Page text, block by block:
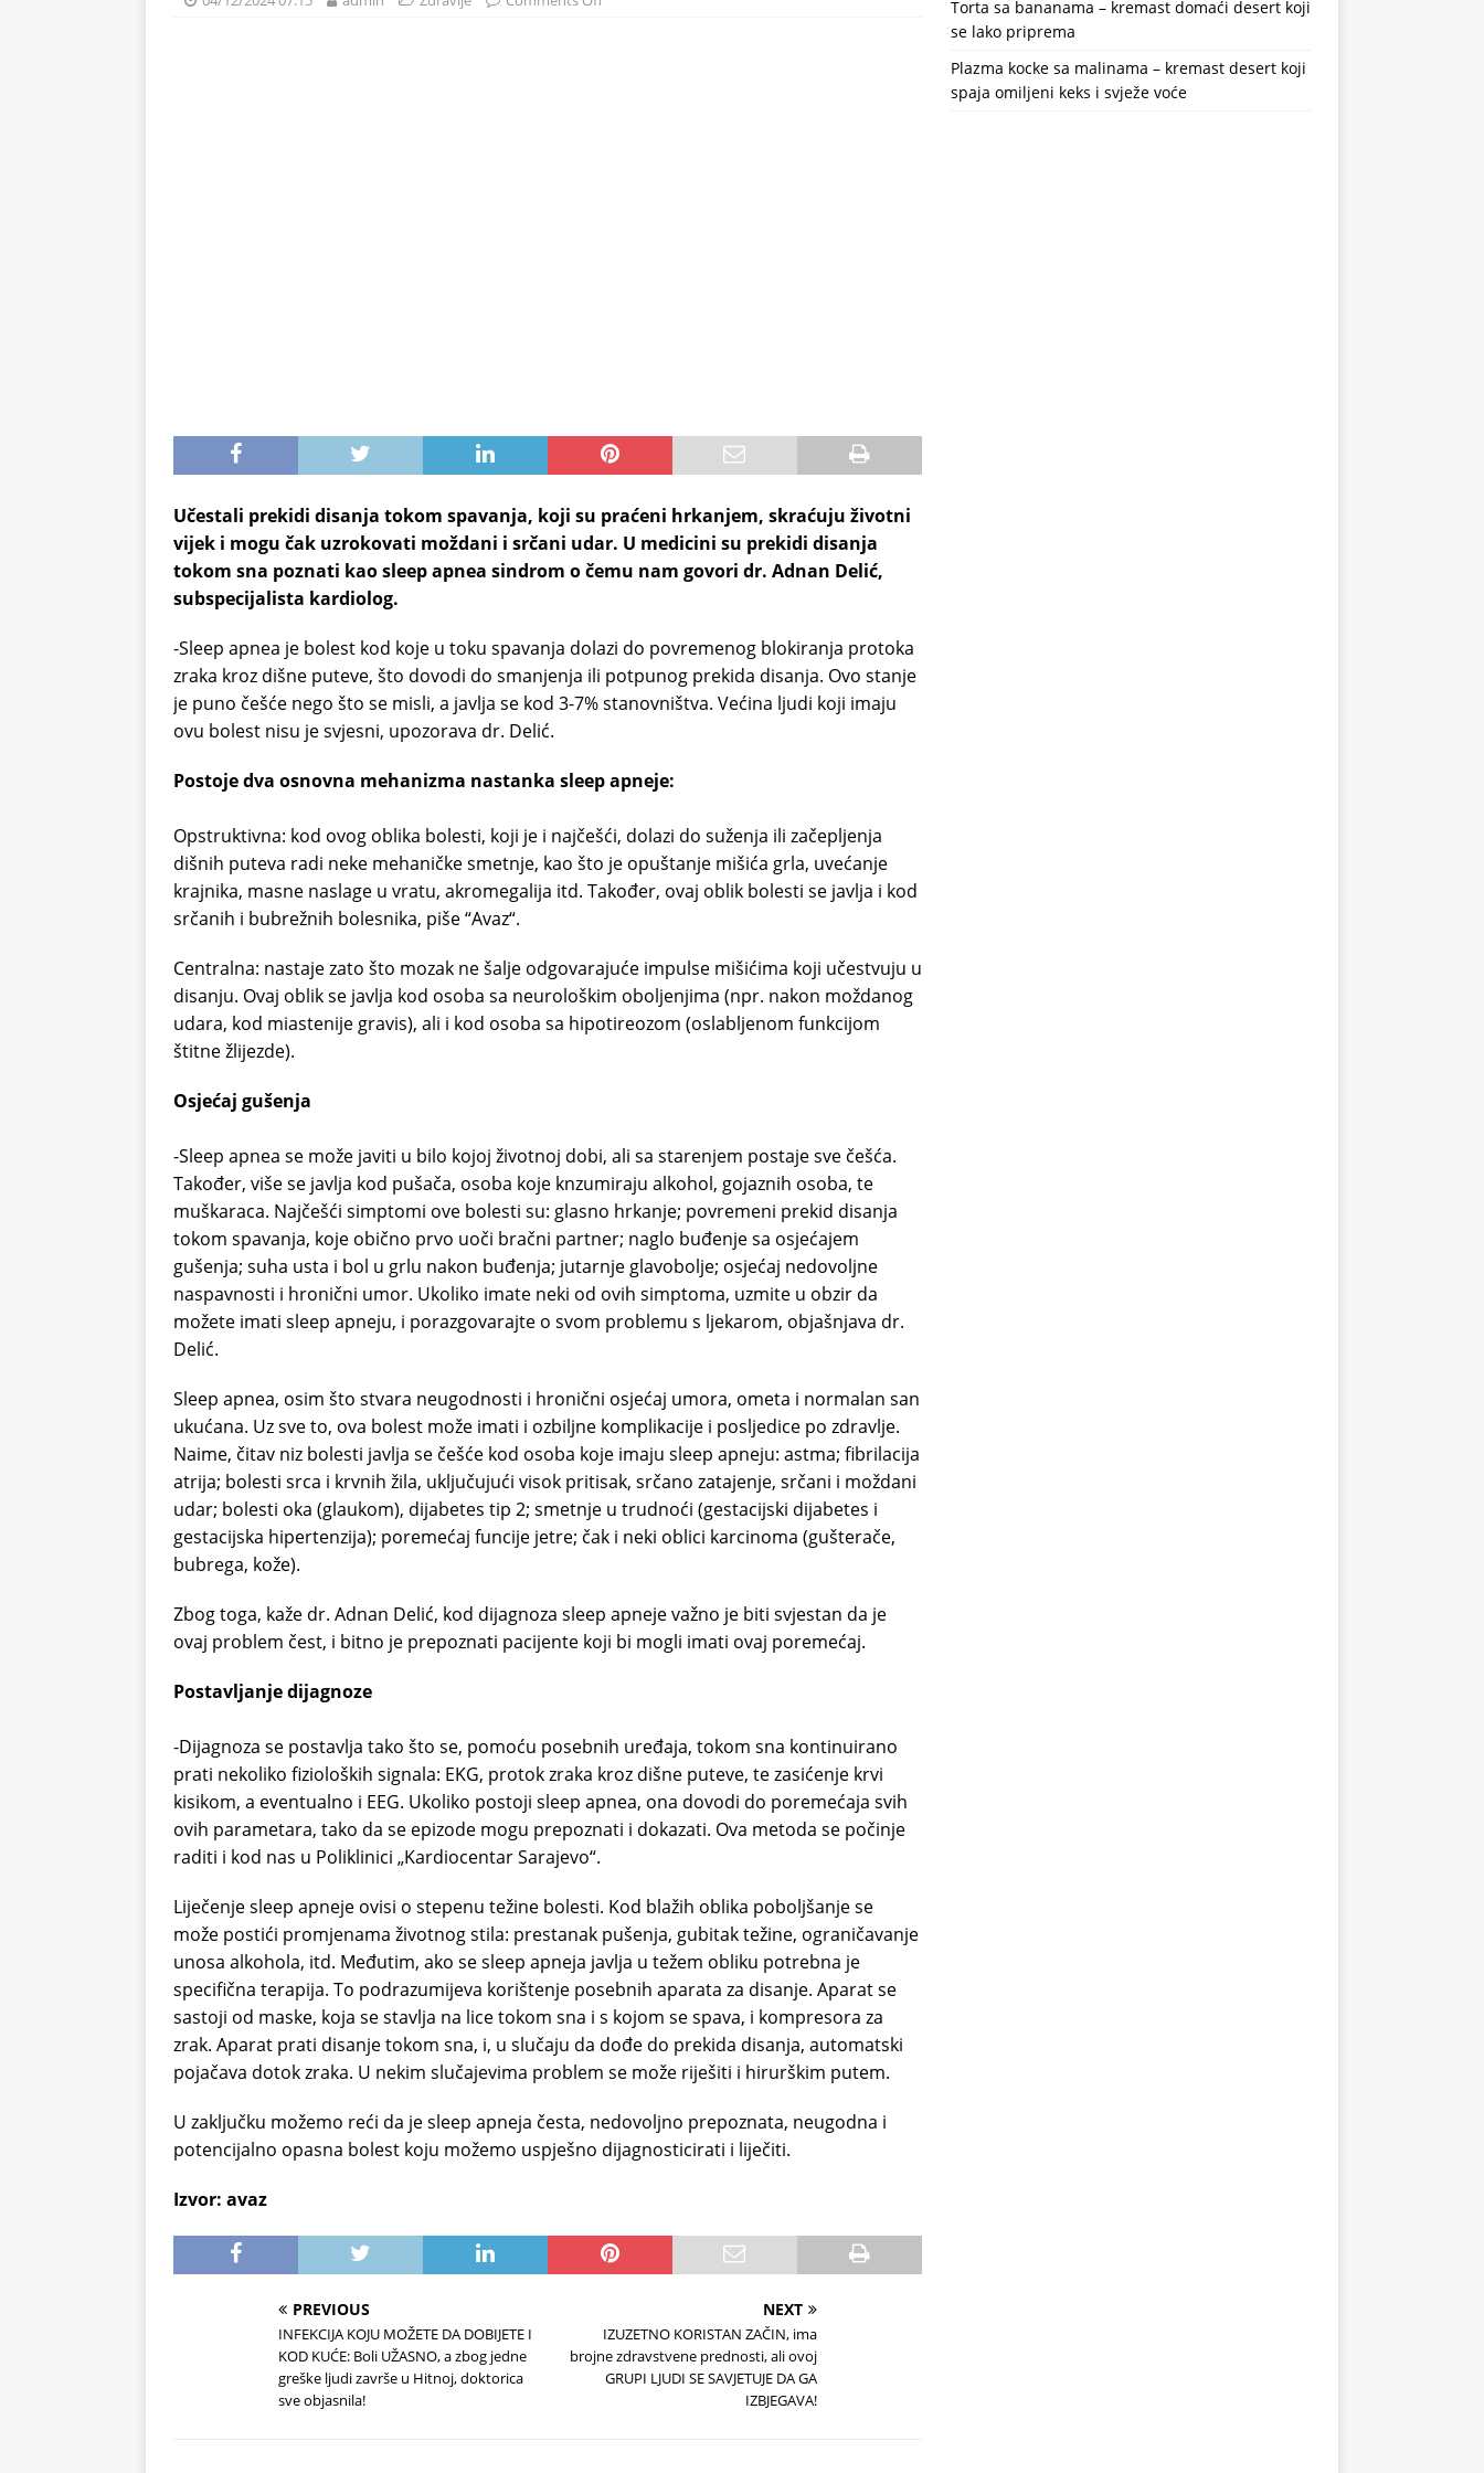
Učestali prekidi disanja tokom spavanja, koji su praćeni hrkanjem, skraćuju životni
vijek i mogu čak uzrokovati moždani i srčani udar. U medicini su prekidi disanja
tokom sna poznati kao sleep apnea sindrom o čemu nam govori dr. Adnan Delić,
subspecijalista kardiolog.
-Sleep apnea je bolest kod koje u toku spavanja dolazi do povremenog blokiranja protoka
zraka kroz dišne puteve, što dovodi do smanjenja ili potpunog prekida disanja. Ovo stanje
je puno češće nego što se misli, a javlja se kod 3-7% stanovništva. Većina ljudi koji imaju
ovu bolest nisu je svjesni, upozorava dr. Delić.
Postoje dva osnovna mehanizma nastanka sleep apneje:
Opstruktivna: kod ovog oblika bolesti, koji je i najčešći, dolazi do suženja ili začepljenja
dišnih puteva radi neke mehaničke smetnje, kao što je opuštanje mišića grla, uvećanje
krajnika, masne naslage u vratu, akromegalija itd. Također, ovaj oblik bolesti se javlja i kod
srčanih i bubrežnih bolesnika, piše “Avaz“.
Centralna: nastaje zato što mozak ne šalje odgovarajuće impulse mišićima koji učestvuju u
disanju. Ovaj oblik se javlja kod osoba sa neurološkim oboljenjima (npr. nakon moždanog
udara, kod miastenije gravis), ali i kod osoba sa hipotireozom (oslabljenom funkcijom
štitne žlijezde).
Osjećaj gušenja
-Sleep apnea se može javiti u bilo kojoj životnoj dobi, ali sa starenjem postaje sve češća.
Također, više se javlja kod pušača, osoba koje knzumiraju alkohol, gojaznih osoba, te
muškaraca. Najčešći simptomi ove bolesti su: glasno hrkanje; povremeni prekid disanja
tokom spavanja, koje obično prvo uoči bračni partner; naglo buđenje sa osjećajem
gušenja; suha usta i bol u grlu nakon buđenja; jutarnje glavobolje; osjećaj nedovoljne
naspavnosti i hronični umor. Ukoliko imate neki od ovih simptoma, uzmite u obzir da
možete imati sleep apneju, i porazgovarajte o svom problemu s ljekarom, objašnjava dr.
Delić.
Sleep apnea, osim što stvara neugodnosti i hronični osjećaj umora, ometa i normalan san
ukućana. Uz sve to, ova bolest može imati i ozbiljne komplikacije i posljedice po zdravlje.
Naime, čitav niz bolesti javlja se češće kod osoba koje imaju sleep apneju: astma; fibrilacija
atrija; bolesti srca i krvnih žila, uključujući visok pritisak, srčano zatajenje, srčani i moždani
udar; bolesti oka (glaukom), dijabetes tip 2; smetnje u trudnoći (gestacijski dijabetes i
gestacijska hipertenzija); poremećaj funcije jetre; čak i neki oblici karcinoma (gušterače,
bubrega, kože).
Zbog toga, kaže dr. Adnan Delić, kod dijagnoza sleep apneje važno je biti svjestan da je
ovaj problem čest, i bitno je prepoznati pacijente koji bi mogli imati ovaj poremećaj.
Postavljanje dijagnoze
-Dijagnoza se postavlja tako što se, pomoću posebnih uređaja, tokom sna kontinuirano
prati nekoliko fizioloških signala: EKG, protok zraka kroz dišne puteve, te zasićenje krvi
kisikom, a eventualno i EEG. Ukoliko postoji sleep apnea, ona dovodi do poremećaja svih
ovih parametara, tako da se epizode mogu prepoznati i dokazati. Ova metoda se počinje
raditi i kod nas u Poliklinici „Kardiocentar Sarajevo“.
Liječenje sleep apneje ovisi o stepenu težine bolesti. Kod blažih oblika poboljšanje se
može postići promjenama životnog stila: prestanak pušenja, gubitak težine, ograničavanje
unosa alkohola, itd. Međutim, ako se sleep apneja javlja u težem obliku potrebna je
specifična terapija. To podrazumijeva korištenje posebnih aparata za disanje. Aparat se
sastoji od maske, koja se stavlja na lice tokom sna i s kojom se spava, i kompresora za
zrak. Aparat prati disanje tokom sna, i, u slučaju da dođe do prekida disanja, automatski
pojačava dotok zraka. U nekim slučajevima problem se može riješiti i hirurškim putem.
U zaključku možemo reći da je sleep apneja česta, nedovoljno prepoznata, neugodna i
potencijalno opasna bolest koju možemo uspješno dijagnosticirati i liječiti.
Izvor: avaz
PREVIOUS
INFEKCIJA KOJU MOŽETE DA DOBIJETE I
KOD KUĆE: Boli UŽASNO, a zbog jedne
greške ljudi završe u Hitnoj, doktorica
sve objasnila!
NEXT
IZUZETNO KORISTAN ZAČIN, ima
brojne zdravstvene prednosti, ali ovoj
GRUPI LJUDI SE SAVJETUJE DA GA
IZBJEGAVA!
Torta sa bananama – kremast domaći desert koji
se lako priprema
Plazma kocke sa malinama – kremast desert koji
spaja omiljeni keks i svježe voće